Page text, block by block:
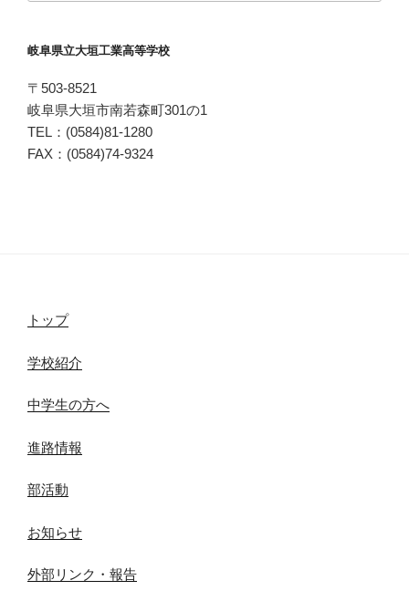
岐阜県立大垣工業高等学校
〒503-8521
岐阜県大垣市南若森町301の1
TEL：(0584)81-1280
FAX：(0584)74-9324
トップ
学校紹介
中学生の方へ
進路情報
部活動
お知らせ
外部リンク・報告